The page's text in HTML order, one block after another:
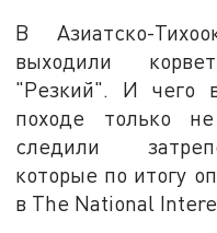
В Азиатско-
выходили
"Резкий". И чего
походе только
следили
которые по итогу
в The National